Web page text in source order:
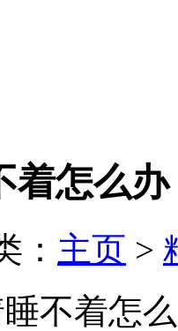
着怎么
： 主页 >
着怎么